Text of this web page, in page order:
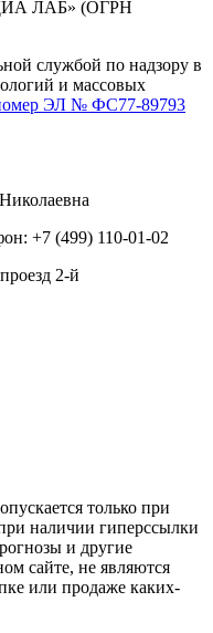
ЛАБ» (ОГРН
службой по надзору в
и массовых
ЭЛ № ФС77-89793
+7 (499) 110-01-02
2-й
только при
наличии гиперссылки
и другие
сайте, не являются
или продаже каких-